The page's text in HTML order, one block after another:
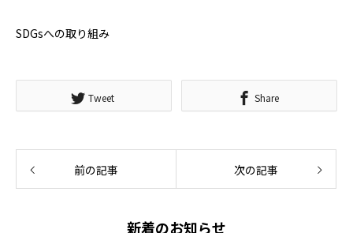
SDGsへの取り組み
Tweet Share
前の記事 次の記事
新着のお知らせ